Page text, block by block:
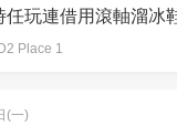
任玩連借用滾軸溜冰
Place 1
(一)